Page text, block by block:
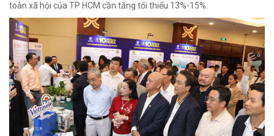
toàn xã hội của TP HCM cần tăng tối thiểu 13%-15%.